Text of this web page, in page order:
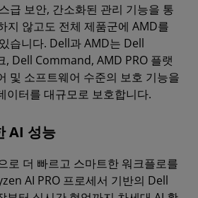
급 보안, 간소화된 관리 기능을 통
지 않고도 전체 제품군에 AMD를
습니다. Dell과 AMD는 Dell
, Dell Command, AMD PRO 플랫
및 소프트웨어 수준의 보호 기능을
이터를 대규모로 보호합니다.
AI 성능
로 더 빠르고 스마트한 워크플로를
AI PRO 프로세서 기반의 Dell